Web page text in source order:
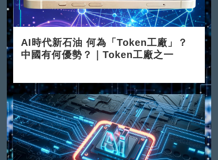
AI時代新石油 何為「Token工廠」？
中國有何優勢？｜Token工廠之一